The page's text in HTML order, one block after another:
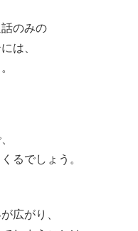
のみの
は、
るでしょう。
広がり、